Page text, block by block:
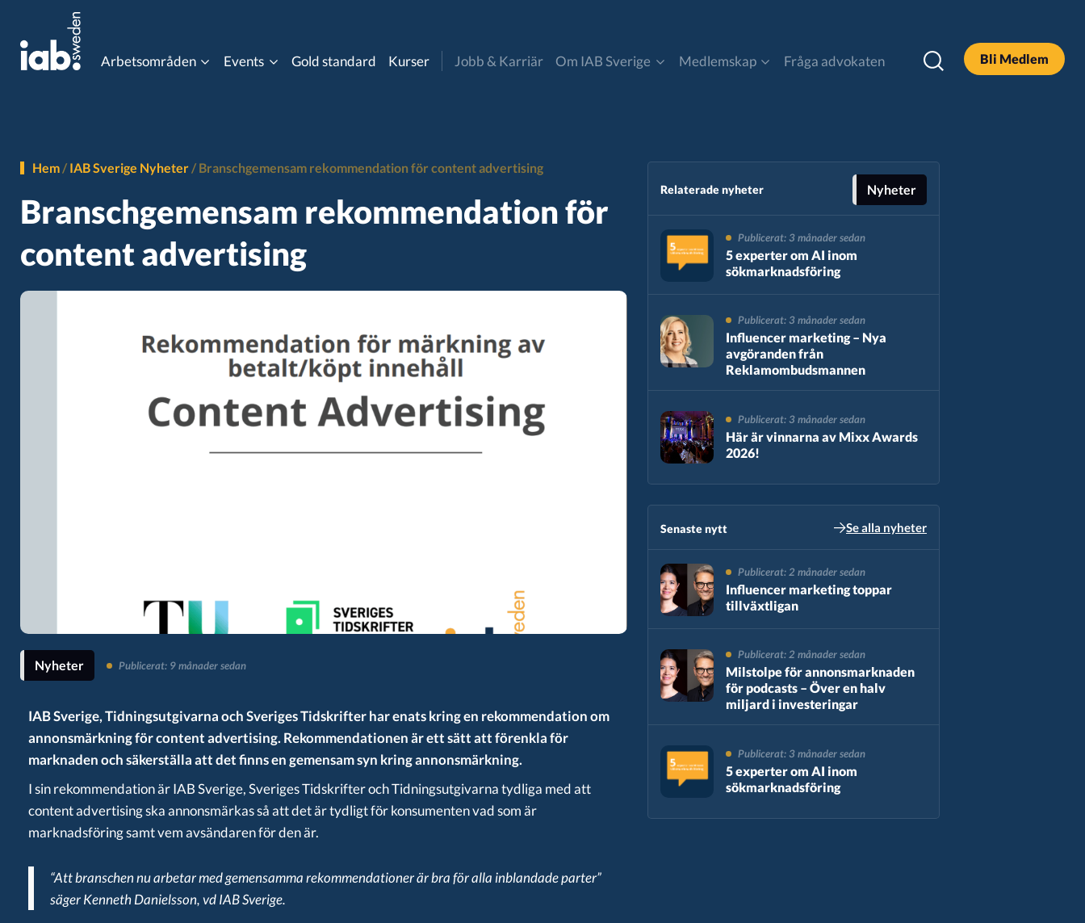
Arbetsområden
Legal och Policy
Online Video Podcast
Gold standard Alla Rapporter & Guider
Events
MIXX Awards
Programmatic Event
Gold standard Kurser Jobb & Karriär Om IAB Sverige
Kontakt & Pressmaterial
IAB Sverige nyheter
Medlemskap Fråga advokaten Bli Medlem
Hem/ IAB Sverige Nyheter/ Branschgemensam rekommendation för content advertising
Branschgemensam rekommendation för
content advertising
Nyheter Publicerat: 9 månader sedan
IAB Sverige, Tidningsutgivarna och Sveriges Tidskrifter har enats kring en rekommendation om
annonsmärkning för content advertising. Rekommendationen är ett sätt att förenkla för
marknaden och säkerställa att det finns en gemensam syn kring annonsmärkning.
I sin rekommendation är IAB Sverige, Sveriges Tidskrifter och Tidningsutgivarna tydliga med att
content advertising ska annonsmärkas så att det är tydligt för konsumenten vad som är
marknadsföring samt vem avsändaren för den är.
“Att branschen nu arbetar med gemensamma rekommendationer är bra för alla inblandade parter”
säger Kenneth Danielsson, vd IAB Sverige.
Relaterade nyheter Nyheter
Publicerat: 3 månader sedan
5 experter om AI inom
sökmarknadsföring
Publicerat: 3 månader sedan
Influencer marketing – Nya
avgöranden från
Reklamombudsmannen
Publicerat: 3 månader sedan
Här är vinnarna av Mixx Awards
2026!
Senaste nytt​ Se alla nyheter
Publicerat: 2 månader sedan
Influencer marketing toppar
tillväxtligan
Publicerat: 2 månader sedan
Milstolpe för annonsmarknaden
för podcasts – Över en halv
miljard i investeringar
Publicerat: 3 månader sedan
5 experter om AI inom
sökmarknadsföring